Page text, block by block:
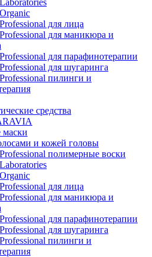
для лица
для маникюра и
для парафинотерапии
для шугаринга
пилинги и
средства
маски
и кожей головы
полимерные воски
для лица
для маникюра и
для парафинотерапии
для шугаринга
пилинги и